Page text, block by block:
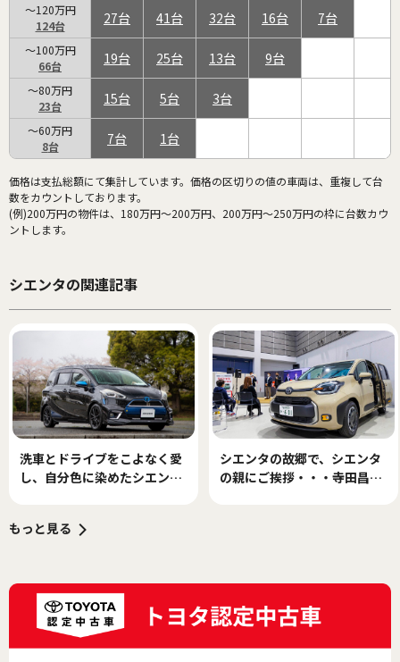
～120万円
124
27 41 32 16 7
～100万円
66
19 25 13 9
～80万円
23
15 5 3
～60万円
8
7 1
価格は支払総額にて集計しています。価格の区切りの値の車両は、重複して台
数をカウントしております。
(例)200万円の物件は、180万円～200万円、200万円～250万円の枠に台数カウ
ントします。
シエンタの関連記事
洗車とドライブをこよなく愛
し、自分色に染めたシエンタ
シエンタの故郷で、シエンタ
の親にご挨拶・・・寺田昌弘
もっと見る